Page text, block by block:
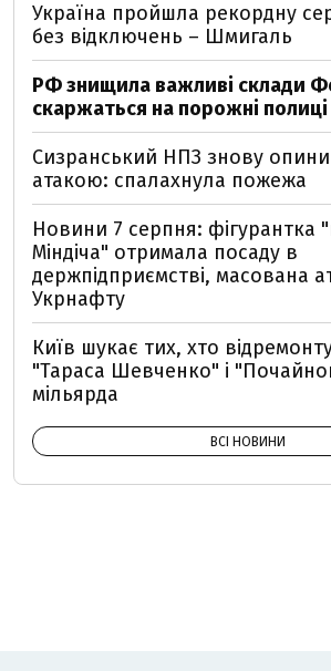
Україна пройшла рекордну
без відключень – Шмигаль
РФ знищила важливі склади
скаржаться на порожні полиці
Сизранський НПЗ знову
атакою: спалахнула пожежа
Новини 7 серпня: фігурантка
Міндіча" отримала посаду в
держпідприємстві, масована
Укрнафту
Київ шукає тих, хто
"Тараса Шевченко" і
мільярда
ВСІ НОВИНИ